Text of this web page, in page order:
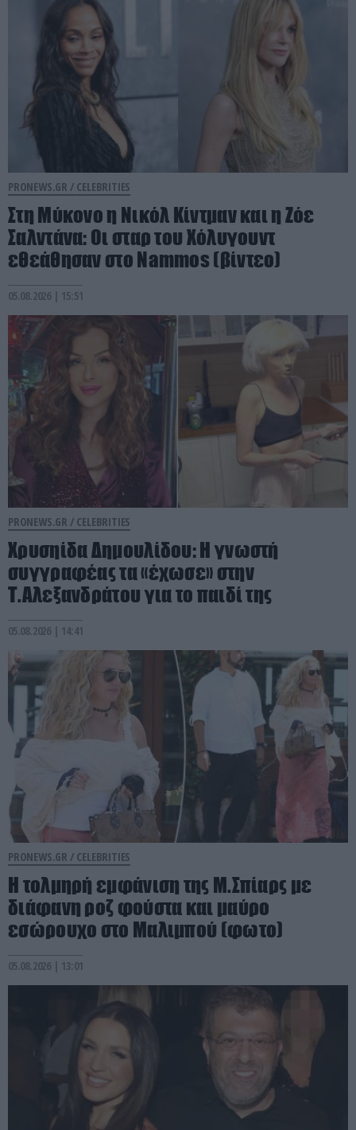
PRONEWS.GR / CELEBRITIES
Στη Μύκονο η Νικόλ Κίντμαν και η Ζόε
Σαλντάνα: Οι σταρ του Χόλυγουντ
εθεάθησαν στο Nammos (βίντεο)
05.08.2026 | 15:51
PRONEWS.GR / CELEBRITIES
Χρυσηίδα Δημουλίδου: Η γνωστή
συγγραφέας τα «έχωσε» στην
Τ.Αλεξανδράτου για το παιδί της
05.08.2026 | 14:41
PRONEWS.GR / CELEBRITIES
Η τολμηρή εμφάνιση της Μ.Σπίαρς με
διάφανη ροζ φούστα και μαύρο
εσώρουχο στο Μαλιμπού (φωτο)
05.08.2026 | 13:01